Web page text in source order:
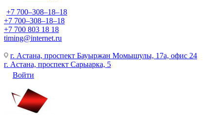
+7 700‒308‒18‒18
+7 700‒308‒18‒18
+7 700 803 18 18
timing@internet.ru
г. Астана, проспект Бауыржан Момышулы, 17а, офис 24
г. Астана, проспект Сарыарка, 5
Войти